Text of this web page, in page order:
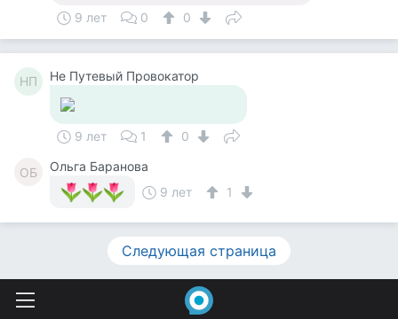
9 лет 0 0
НП Не Путевый Провокатор
9 лет 1 0
ОБ
Ольга Баранова
9 лет
1
Следующая страница